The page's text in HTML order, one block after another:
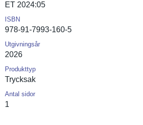
ET 2024:05
ISBN
978-91-7993-160-5
Utgivningsår
2026
Produkttyp
Trycksak
Antal sidor
1